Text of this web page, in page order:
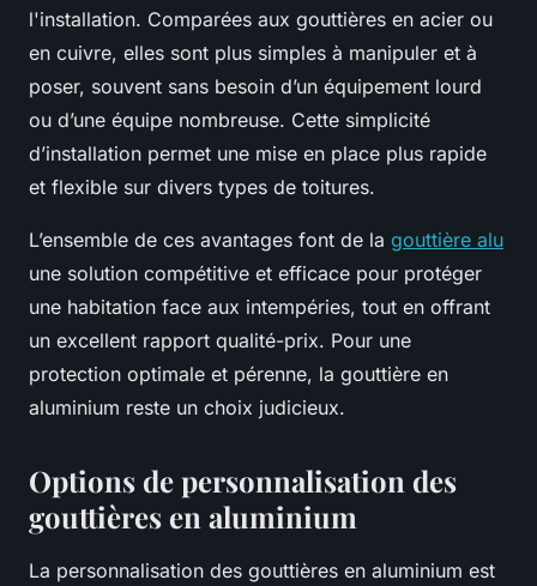
l'installation. Comparées aux gouttières en acier ou
en cuivre, elles sont plus simples à manipuler et à
poser, souvent sans besoin d’un équipement lourd
ou d’une équipe nombreuse. Cette simplicité
d’installation permet une mise en place plus rapide
et flexible sur divers types de toitures.
L’ensemble de ces avantages font de la gouttière alu
une solution compétitive et efficace pour protéger
une habitation face aux intempéries, tout en offrant
un excellent rapport qualité-prix. Pour une
protection optimale et pérenne, la gouttière en
aluminium reste un choix judicieux.
Options de personnalisation des
gouttières en aluminium
La personnalisation des gouttières en aluminium est